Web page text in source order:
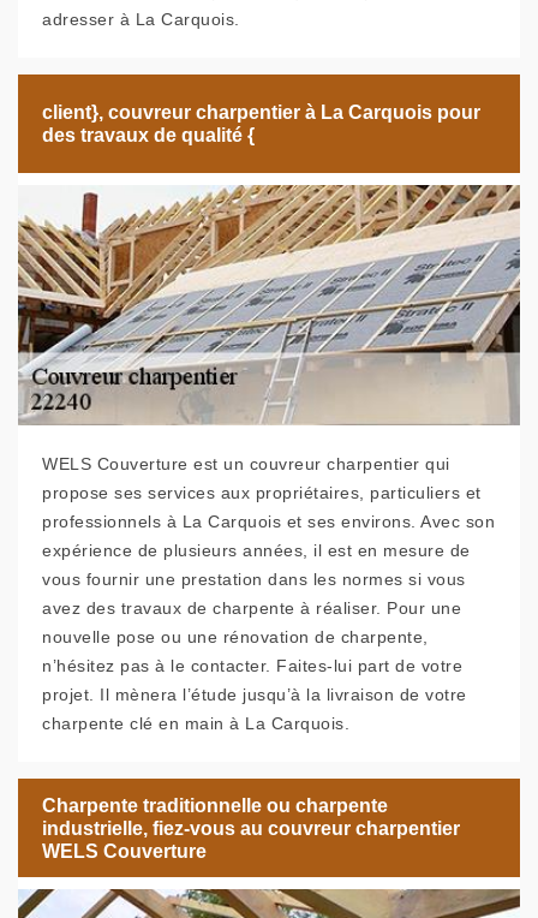
adresser à La Carquois.
client}, couvreur charpentier à La Carquois pour
des travaux de qualité {
WELS Couverture est un couvreur charpentier qui
propose ses services aux propriétaires, particuliers et
professionnels à La Carquois et ses environs. Avec son
expérience de plusieurs années, il est en mesure de
vous fournir une prestation dans les normes si vous
avez des travaux de charpente à réaliser. Pour une
nouvelle pose ou une rénovation de charpente,
n’hésitez pas à le contacter. Faites-lui part de votre
projet. Il mènera l’étude jusqu’à la livraison de votre
charpente clé en main à La Carquois.
Charpente traditionnelle ou charpente
industrielle, fiez-vous au couvreur charpentier
WELS Couverture